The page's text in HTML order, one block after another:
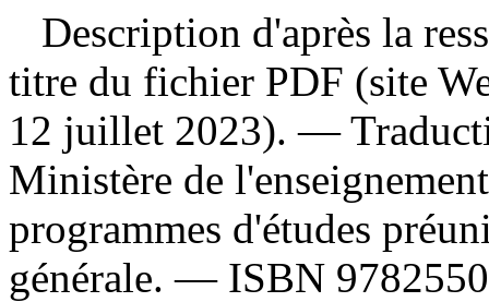
Description d'après la
titre du fichier PDF (site
12 juillet 2023). —
Ministère de
programmes d'études
générale. — ISBN